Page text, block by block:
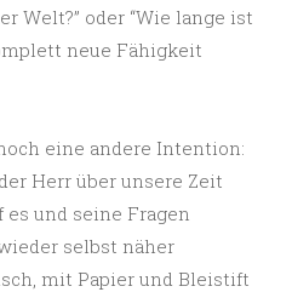
Welt?” oder “Wie lange ist
neue Fähigkeit
eine andere Intention:
Herr über unsere Zeit
es und seine Fragen
selbst näher
mit Papier und Bleistift